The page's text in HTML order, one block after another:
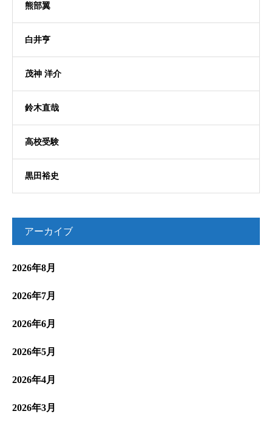
熊部翼
白井亨
茂神 洋介
鈴木直哉
高校受験
黒田裕史
アーカイブ
2026年8月
2026年7月
2026年6月
2026年5月
2026年4月
2026年3月